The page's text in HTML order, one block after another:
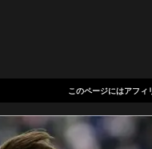
このページにはアフィ